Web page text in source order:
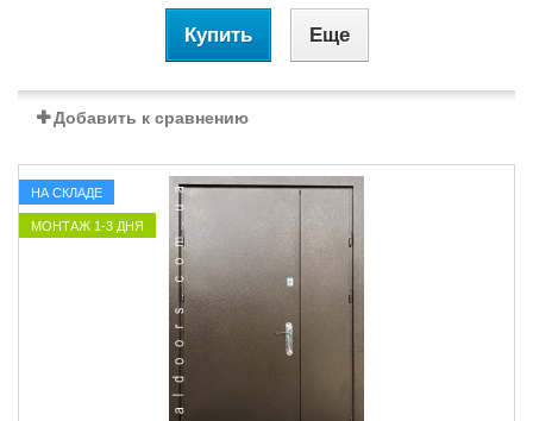
Купить Еще
Добавить к сравнению
НА СКЛАДЕ
МОНТАЖ 1-3 ДНЯ